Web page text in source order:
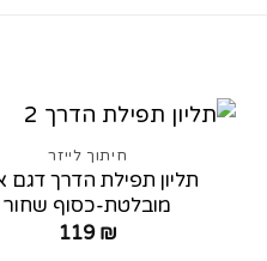
חיתוך לייזר
תליון תפילת הדרך דגם
מובלטת-כסוף שחור
119 ₪